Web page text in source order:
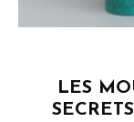
LES